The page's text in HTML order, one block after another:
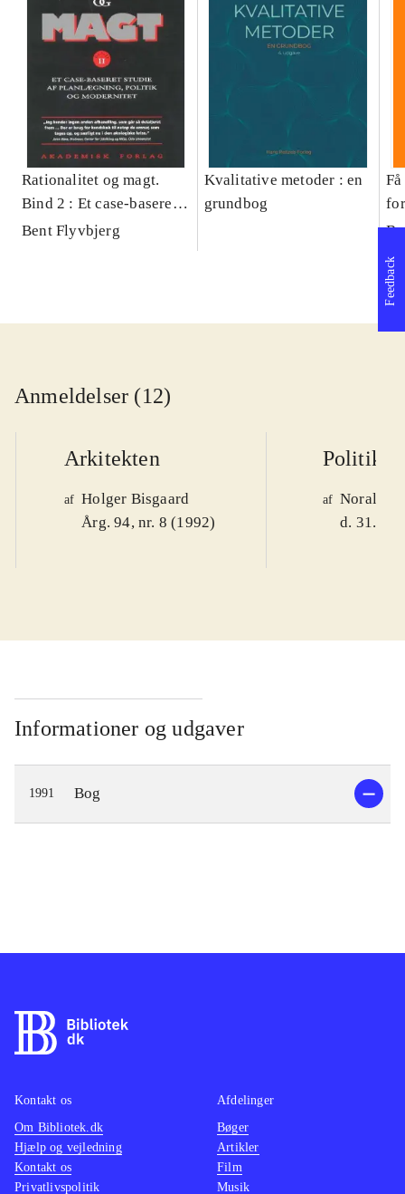
Rationalitet og magt.
Bind 2 : Et case-baseret
studie af planlægning,
Bent Flyvbjerg
Kvalitative metoder : en
grundbog
Anmeldelser (12)
Arkitekten
af Holger Bisgaard
Årg. 94, nr. 8 (1992)
Politiken
af Noralv
d. 31.
Informationer og udgaver
1991 Bog
Feedback
Kontakt os
Om Bibliotek.dk
Hjælp og vejledning
Kontakt os
Privatlivspolitik
Afdelinger
Bøger
Artikler
Film
Musik